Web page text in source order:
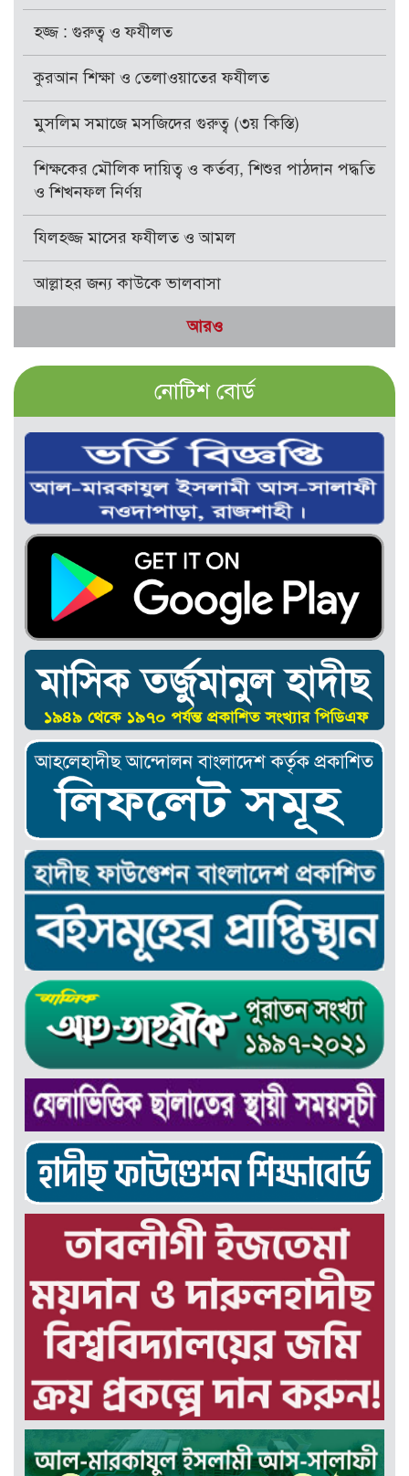
হজ্জ : গুরুত্ব ও ফযীলত
কুরআন শিক্ষা ও তেলাওয়াতের ফযীলত
মুসলিম সমাজে মসজিদের গুরুত্ব (৩য় কিস্তি)
শিক্ষকের মৌলিক দায়িত্ব ও কর্তব্য, শিশুর পাঠদান পদ্ধতি
ও শিখনফল নির্ণয়
যিলহজ্জ মাসের ফযীলত ও আমল
আল্লাহর জন্য কাউকে ভালবাসা
আরও
নোটিশ বোর্ড